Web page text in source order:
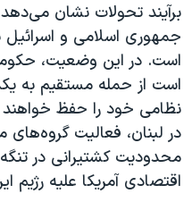
برآیند تحولات نشان
جمهوری اسلامی و
است. در این وضعیت،
است از حمله مستقیم به
نظامی خود را حفظ خواهند
در لبنان، فعالیت
محدودیت کشتیرانی در
اقتصادی آمریکا علیه رژیم